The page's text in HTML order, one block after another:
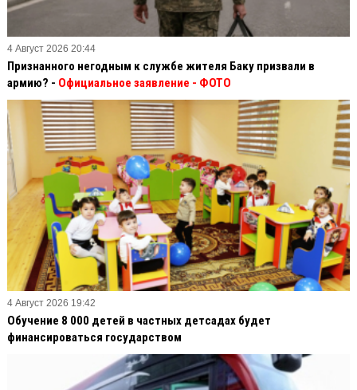
4 Август 2026 20:44
Признанного негодным к службе жителя Баку призвали в
армию? - Официальное заявление - ФОТО
4 Август 2026 19:42
Обучение 8 000 детей в частных детсадах будет
финансироваться государством